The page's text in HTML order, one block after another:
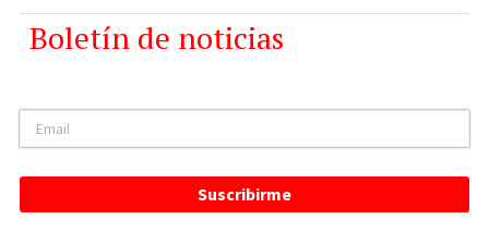
Boletín de noticias
Suscribirme